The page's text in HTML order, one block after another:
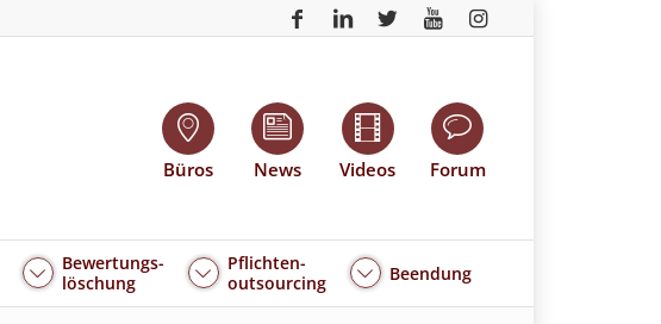
Büros News Videos Forum
Bewertungs-
löschung
Pflichten-
outsourcing
Beendung